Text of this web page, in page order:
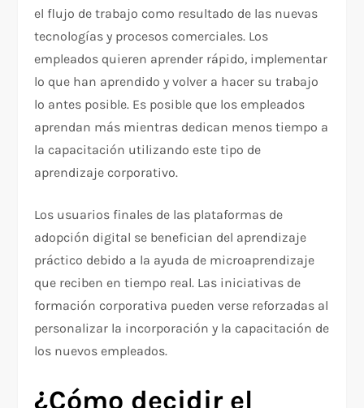
el flujo de trabajo como resultado de las nuevas
tecnologías y procesos comerciales. Los
empleados quieren aprender rápido, implementar
lo que han aprendido y volver a hacer su trabajo
lo antes posible. Es posible que los empleados
aprendan más mientras dedican menos tiempo a
la capacitación utilizando este tipo de
aprendizaje corporativo.
Los usuarios finales de las plataformas de
adopción digital se benefician del aprendizaje
práctico debido a la ayuda de microaprendizaje
que reciben en tiempo real. Las iniciativas de
formación corporativa pueden verse reforzadas al
personalizar la incorporación y la capacitación de
los nuevos empleados.
¿Cómo decidir el